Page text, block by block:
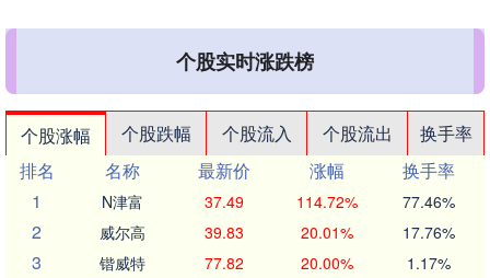
个股实时涨跌榜
个股涨幅 个股跌幅 个股流入 个股流出
换手率
排名
名称 最新价 涨幅
换手率
1
N津富 37.49 114.72% 77.46%
2 威尔高 39.83 20.01% 17.76%
3 锴威特 77.82 20.00% 1.17%